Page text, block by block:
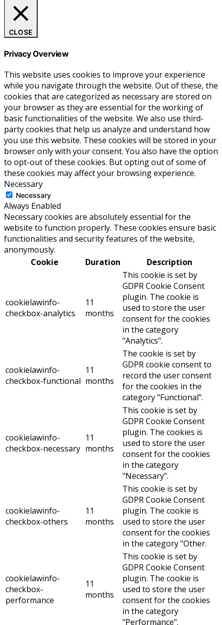
CLOSE
Privacy Overview
This website uses cookies to improve your experience
while you navigate through the website. Out of these, the
cookies that are categorized as necessary are stored on
your browser as they are essential for the working of
basic functionalities of the website. We also use third-
party cookies that help us analyze and understand how
you use this website. These cookies will be stored in your
browser only with your consent. You also have the option
to opt-out of these cookies. But opting out of some of
these cookies may affect your browsing experience.
Necessary
Necessary
Always Enabled
Necessary cookies are absolutely essential for the
website to function properly. These cookies ensure basic
functionalities and security features of the website,
anonymously.
Cookie
Duration Description
cookielawinfo-
checkbox-analytics
11
months
This cookie is set by
GDPR Cookie Consent
plugin. The cookie is
used to store the user
consent for the cookies
in the category
"Analytics".
cookielawinfo-
checkbox-functional
11
months
The cookie is set by
GDPR cookie consent to
record the user consent
for the cookies in the
category "Functional".
cookielawinfo-
checkbox-necessary
11
months
This cookie is set by
GDPR Cookie Consent
plugin. The cookies is
used to store the user
consent for the cookies
in the category
"Necessary".
cookielawinfo-
checkbox-others
11
months
This cookie is set by
GDPR Cookie Consent
plugin. The cookie is
used to store the user
consent for the cookies
in the category "Other.
cookielawinfo-
checkbox-
performance
11
months
This cookie is set by
GDPR Cookie Consent
plugin. The cookie is
used to store the user
consent for the cookies
in the category
"Performance".